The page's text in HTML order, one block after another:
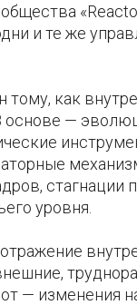
и те же
тому, как
основе —
стагнации
уровня.
— изменения